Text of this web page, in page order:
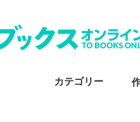
カテゴリー